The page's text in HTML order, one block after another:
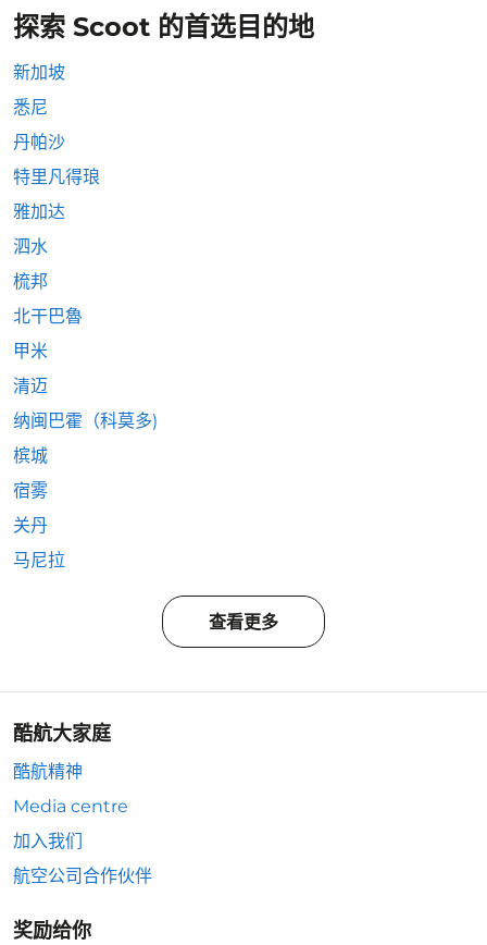
探索 Scoot 的首选目的地
新加坡
悉尼
丹帕沙
特里凡得琅
雅加达
泗水
梳邦
北干巴魯
甲米
清迈
纳闽巴霍（科莫多)
槟城
宿雾
关丹
马尼拉
查看更多
酷航大家庭
酷航精神
Media centre
加入我们
航空公司合作伙伴
奖励给你